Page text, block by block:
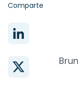
Comparte